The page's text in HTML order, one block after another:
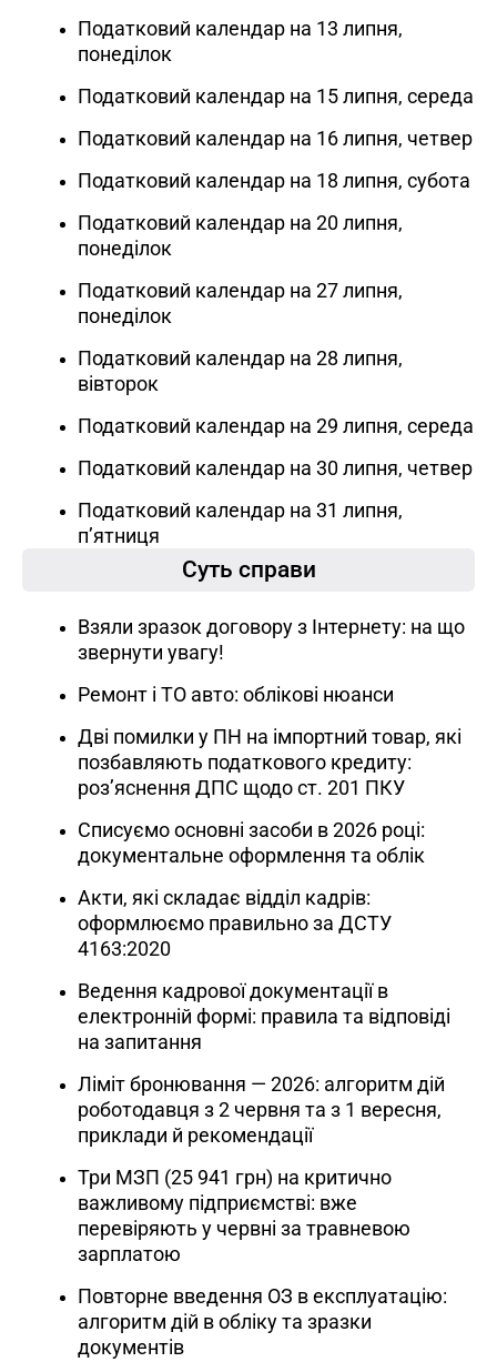
Податковий календар на 13 липня,
понеділок
Податковий календар на 15 липня, середа
Податковий календар на 16 липня, четвер
Податковий календар на 18 липня, субота
Податковий календар на 20 липня,
понеділок
Податковий календар на 27 липня,
понеділок
Податковий календар на 28 липня,
вівторок
Податковий календар на 29 липня, середа
Податковий календар на 30 липня, четвер
Податковий календар на 31 липня,
пʼятниця
Суть справи
Взяли зразок договору з Інтернету: на що
звернути увагу!
Ремонт і ТО авто: облікові нюанси
Дві помилки у ПН на імпортний товар, які
позбавляють податкового кредиту:
роз’яснення ДПС щодо ст. 201 ПКУ
Списуємо основні засоби в 2026 році:
документальне оформлення та облік
Акти, які складає відділ кадрів:
оформлюємо правильно за ДСТУ
4163:2020
Ведення кадрової документації в
електронній формі: правила та відповіді
на запитання
Ліміт бронювання — 2026: алгоритм дій
роботодавця з 2 червня та з 1 вересня,
приклади й рекомендації
Три МЗП (25 941 грн) на критично
важливому підприємстві: вже
перевіряють у червні за травневою
зарплатою
Повторне введення ОЗ в експлуатацію:
алгоритм дій в обліку та зразки
документів